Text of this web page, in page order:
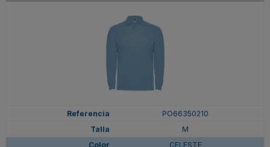
PO66350210
M
CELESTE